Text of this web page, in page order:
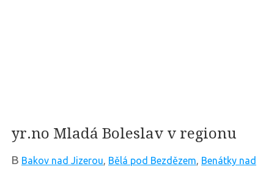
yr.no Mladá Boleslav v regionu
B Bakov nad Jizerou, Bělá pod Bezdězem, Benátky nad